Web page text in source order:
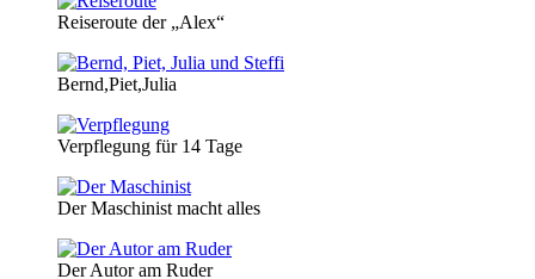
Reiseroute der „Alex“
Bernd,Piet,Julia
Verpflegung für 14 Tage
Der Maschinist macht alles
Der Autor am Ruder